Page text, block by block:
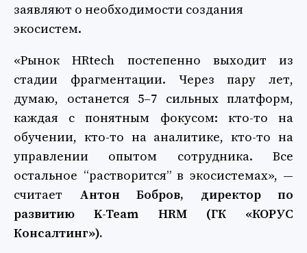
заявляют о необходимости создания
экосистем.
«Рынок HRtech постепенно выходит из
стадии фрагментации. Через пару лет,
думаю, останется 5–7 сильных платформ,
каждая с понятным фокусом: кто-то на
обучении, кто-то на аналитике, кто-то на
управлении опытом сотрудника. Все
остальное “растворится” в экосистемах», —
считает Антон Бобров, директор по
развитию K-Team HRM (ГК «КОРУС
Консалтинг»).